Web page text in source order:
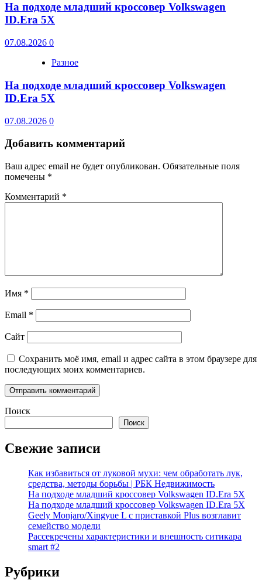
На подходе младший кроссовер Volkswagen
ID.Era 5X
07.08.2026 0
Разное
На подходе младший кроссовер Volkswagen
ID.Era 5X
07.08.2026 0
Добавить комментарий
Ваш адрес email не будет опубликован. Обязательные поля
помечены *
Комментарий *
Имя *
Email *
Сайт
Сохранить моё имя, email и адрес сайта в этом браузере для
последующих моих комментариев.
Поиск
Поиск
Свежие записи
Как избавиться от луковой мухи: чем обработать лук,
средства, методы борьбы | РБК Недвижимость
На подходе младший кроссовер Volkswagen ID.Era 5X
На подходе младший кроссовер Volkswagen ID.Era 5X
Geely Monjaro/Xingyue L с приставкой Plus возглавит
семейство модели
Рассекречены характеристики и внешность ситикара
smart #2
Рубрики